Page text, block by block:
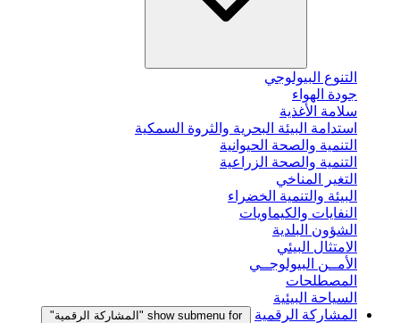
التنوع البيولوجي
جودة الهواء
سلامة الأغذية
استدامة البيئة البحرية والثروة السمكية
التنمية والصحة الحيوانية
التنمية والصحة الزراعية
التغير المناخي
البيئة والتنمية الخضراء
النفايات والكيماويات
الشؤون البلدية
الامتثال البيئي
الأمــن البيولوجــي
المصطلحات
السياحة البيئية
المشاركة الرقمية
show submenu for "المشاركة الرقمية"